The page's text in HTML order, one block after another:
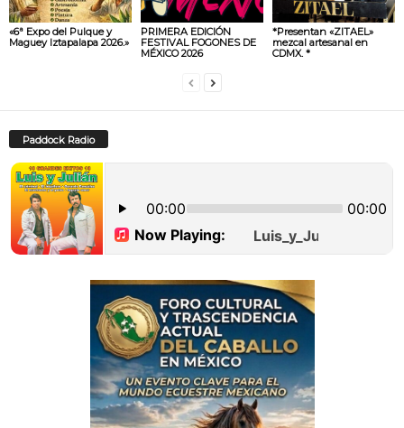
«6ª Expo del Pulque y
Maguey Iztapalapa 2026.»
PRIMERA EDICIÓN
FESTIVAL FOGONES DE
MÉXICO 2026
*Presentan «ZITAEL»
mezcal artesanal en
CDMX. *
Paddock Radio